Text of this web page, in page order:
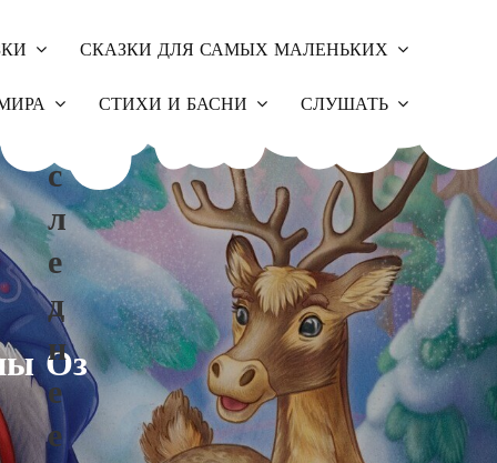
СКАЗКИ ДЛЯ САМЫХ МАЛЕНЬКИХ
СТИХИ И БАСНИ СЛУШАТЬ
Оз
С
Л
Е
Д
Н
Е
Е